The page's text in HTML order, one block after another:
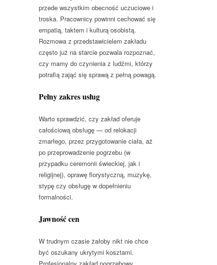
przede wszystkim obecność uczuciowe i
troska. Pracownicy powinni cechować się
empatią, taktem i kulturą osobistą.
Rozmowa z przedstawicielem zakładu
często już na starcie pozwala rozpoznać,
czy mamy do czynienia z ludźmi, którzy
potrafią zająć się sprawą z pełną powagą.
Pełny zakres usług
Warto sprawdzić, czy zakład oferuje
całościową obsługę — od relokacji
zmarłego, przez przygotowanie ciała, aż
po przeprowadzenie pogrzebu (w
przypadku ceremonii świeckiej, jak i
religijnej), oprawę florystyczną, muzykę,
stypę czy obsługę w dopełnieniu
formalności.
Jawność cen
W trudnym czasie żałoby nikt nie chce
być oszukany ukrytymi kosztami.